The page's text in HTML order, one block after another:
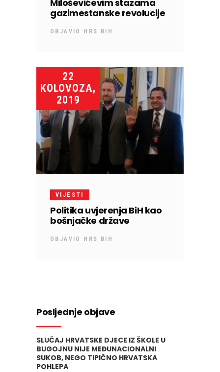
Miloševićevim stazama
gazimestanske revolucije
OBJAVIO HRS BIH
22
KOLOVOZA,
2019
VIJESTI
Politika uvjerenja BiH kao
bošnjačke države
OBJAVIO HRS BIH
Posljednje objave
SLUČAJ HRVATSKE DJECE IZ ŠKOLE U
BUGOJNU NIJE MEĐUNACIONALNI
SUKOB, NEGO TIPIČNO HRVATSKA
POHLEPA